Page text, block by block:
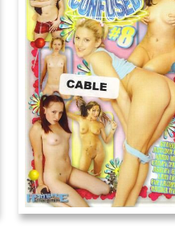
18 And Confused #8 - ...